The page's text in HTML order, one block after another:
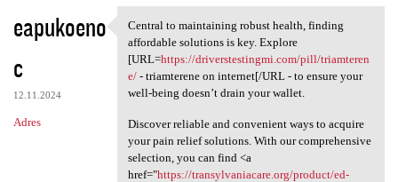
eapukoeno
c
12.11.2024
Adres
Central to maintaining robust
Central to maintaining robust health, finding
affordable solutions is key. Explore
[URL=https://driverstestingmi.com/pill/triamteren
e/- triamterene on internet[/URL - to ensure your
well-being doesn’t drain your wallet.
Discover reliable and convenient ways to acquire
your pain relief solutions. With our comprehensive
selection, you can find <a
href="https://transylvaniacare.org/product/ed-